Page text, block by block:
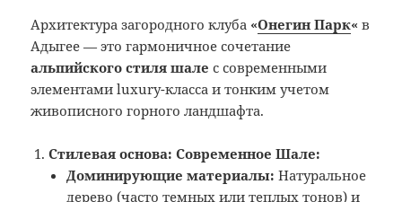
Архитектура загородного клуба «Онегин Парк« в
Адыгее — это гармоничное сочетание
альпийского стиля шале с современными
элементами luxury-класса и тонким учетом
живописного горного ландшафта.
Стилевая основа: Современное Шале:
Доминирующие материалы: Натуральное
дерево (часто темных или теплых тонов) и